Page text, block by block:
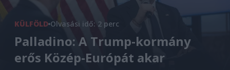
KÜLFÖLD Olvasási idő: 2 perc
Palladino: A Trump-kormány
erős Közép-Európát akar